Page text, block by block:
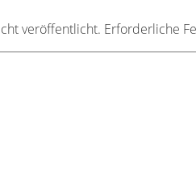
veröffentlicht. Erforderliche